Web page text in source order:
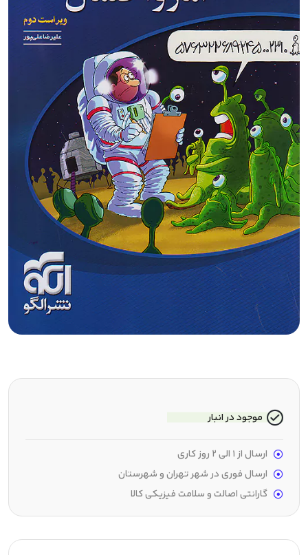
موجود در انبار
ارسال از 1 الی 2 روز کاری
ارسال فوری در شهر تهران و شهرستان
گارانتی اصالت و سلامت فیزیکی کالا